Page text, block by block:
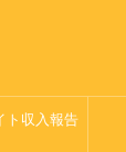
ト収入報告